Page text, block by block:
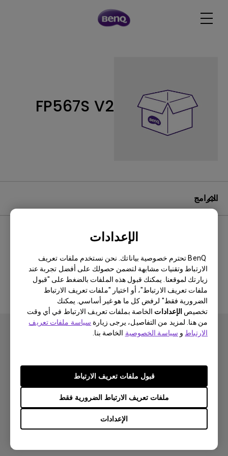
الإعدادات
BenQ تحترم خصوصية بياناتك. نحن نستخدم ملفات تعريف
الارتباط وتقنيات مشابهة لتضمن حصولك على أفضل تجربة عند
زيارتك لموقعنا. يمكنك قبول هذه الملفات بالضغط على "قبول
ملفات تعريف الارتباط"، أو اختيار "ملفات تعريف الارتباط
الضرورية فقط" لرفض كل ما هو غير أساسي. يمكنك
تخصيص الإعدادات الخاصة بملفات تعريف الارتباط في أي وقت
من هنا. لمزيد من التفاصيل، يرجى زيارة سياسة ملفات تعريف
الارتباط و سياسة الخصوصية الخاصة بنا.
الإعدادات
ملفات تعريف الارتباط الضرورية فقط
قبول ملفات تعريف الارتباط
FP567S V2
البرامج
لا يوجد برنامج أو برنامج تشغيل ذي
صلة
شاشة